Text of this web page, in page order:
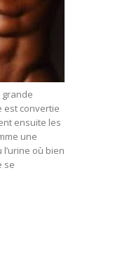
grande
est convertie
ensuite les
une
où bien
se